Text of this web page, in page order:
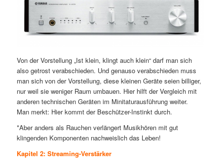
Von der Vorstellung „Ist klein, klingt auch klein“ darf man sich
also getrost verabschieden. Und genauso verabschieden muss
man sich von der Vorstellung, diese kleinen Geräte seien billiger,
nur weil sie weniger Raum umbauen. Hier hilft der Vergleich mit
anderen technischen Geräten im Minitaturausführung weiter.
Man merkt: Hier kommt der Beschützer-Instinkt durch.
*Aber anders als Rauchen verlängert Musikhören mit gut
klingenden Komponenten nachweislich das Leben!
Kapitel 2: Streaming-Verstärker